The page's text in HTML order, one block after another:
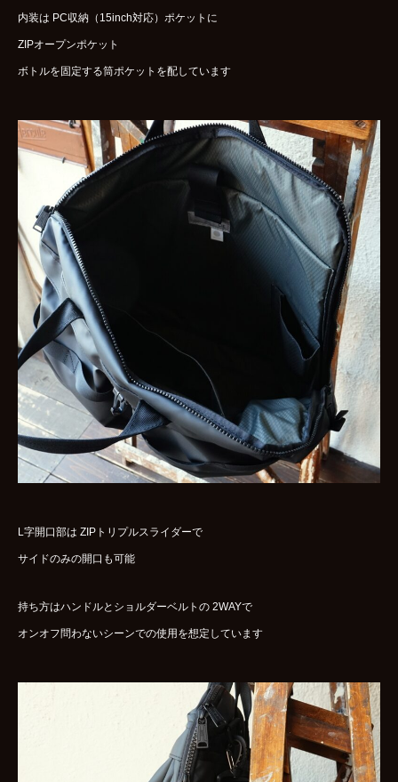
内装は PC収納（15inch対応）ポケットに
ZIPオープンポケット
ボトルを固定する筒ポケットを配しています
L字開口部は ZIPトリプルスライダーで
サイドのみの開口も可能
持ち方はハンドルとショルダーベルトの 2WAYで
オンオフ問わないシーンでの使用を想定しています